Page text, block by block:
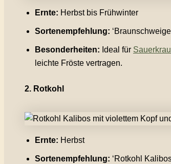
Ernte: Herbst bis Frühwinter
Sortenempfehlung:
Besonderheiten: Ideal für
leichte Fröste vertragen.
2. Rotkohl
Ernte: Herbst
Sortenempfehlung: ‘Rotkohl